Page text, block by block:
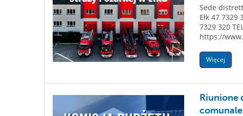
Sede
Ełk 47
7329 320
https://
Więcej
Riunione
comunale